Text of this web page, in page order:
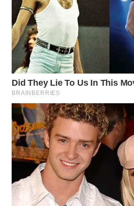
WAHANANEWS
ID
WAHANANEWS
CO ID
WAHANANEWS
NET
WAHANA
SPORT
WAHANA
UMKM
WAHANA